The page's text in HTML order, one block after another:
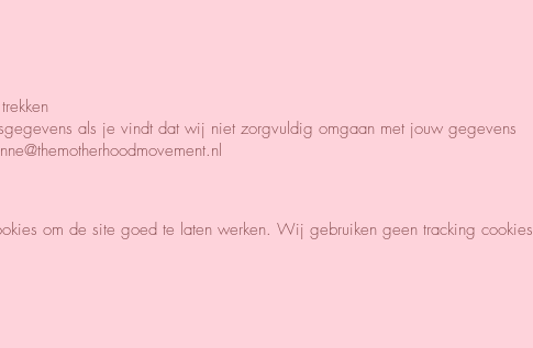
als je vindt dat wij niet zorgvuldig omgaan met jouw gegevens
om de site goed te laten werken. Wij gebruiken geen tracking cookies